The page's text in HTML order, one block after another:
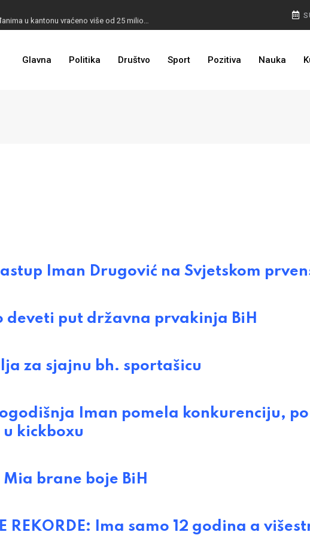
KONAKOVIĆ PALI ALARM: Otvoreno pismo UN-u
Glavna Politika Društvo Sport Pozitiva Nauka
Iman Drugović na Svjetskom
deveti put državna prvakinja BiH
za sjajnu bh. sportašicu
Iman pomela konkurenciju,
kickboxu
Mia brane boje BiH
REKORDE: Ima samo 12 godina a